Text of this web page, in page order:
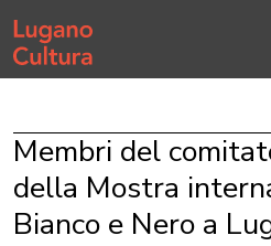
Home page
Membri del
della Mostra
Bianco e Nero a